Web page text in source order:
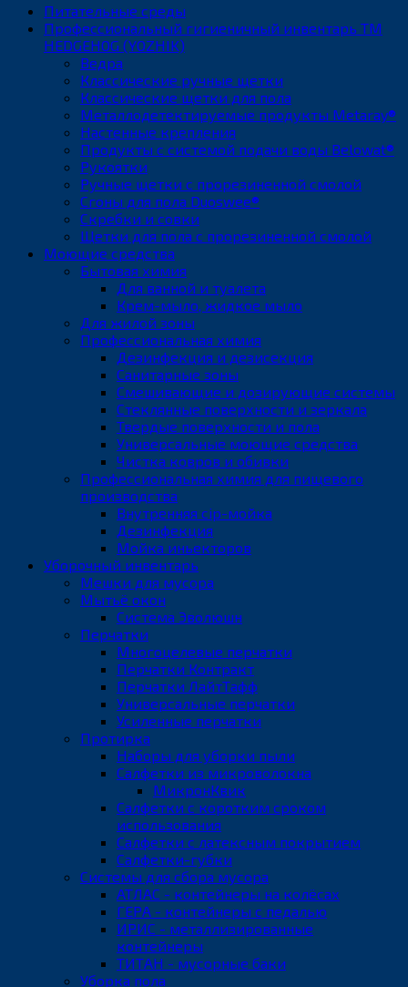
Питательные среды
Профессиональный гигиеничный инвентарь ТМ
HEDGEHOG (YOZHIK)
Ведра
Классические ручные щетки
Классические щетки для пола
Металлодетектируемые продукты Metaray®
Настенные крепления
Продукты с системой подачи воды Belowat®
Рукоятки
Ручные щетки с прорезиненной смолой
Сгоны для пола Duoswee®
Скребки и совки
Щетки для пола с прорезиненной смолой
Моющие средства
Бытовая химия
Для ванной и туалета
Крем-мыло, жидкое мыло
Для жилой зоны
Профессиональная химия
Дезинфекция и дезисекция
Санитарные зоны
Смешивающие и дозирующие системы
Стеклянные поверхности и зеркала
Твердые поверхности и пола
Универсальные моющие средства
Чистка ковров и обивки
Профессиональная химия для пищевого
производства
Внутренняя cip-мойка
Дезинфекция
Мойка иньекторов
Уборочный инвентарь
Мешки для мусора
Мытьё окон
Система Эволюшн
Перчатки
Многоцелевые перчатки
Перчатки Контракт
Перчатки ЛайтТафф
Универсальные перчатки
Усиленные перчатки
Протирка
Наборы для уборки пыли
Салфетки из микроволокна
МикронКвик
Салфетки с коротким сроком
использования
Салфетки с латексным покрытием
Салфетки-губки
Системы для сбора мусора
АТЛАС - контейнеры на колёсах
ГЕРА - контейнеры с педалью
ИРИС - металлизированные
контейнеры
ТИТАН - мусорные баки
Уборка пола